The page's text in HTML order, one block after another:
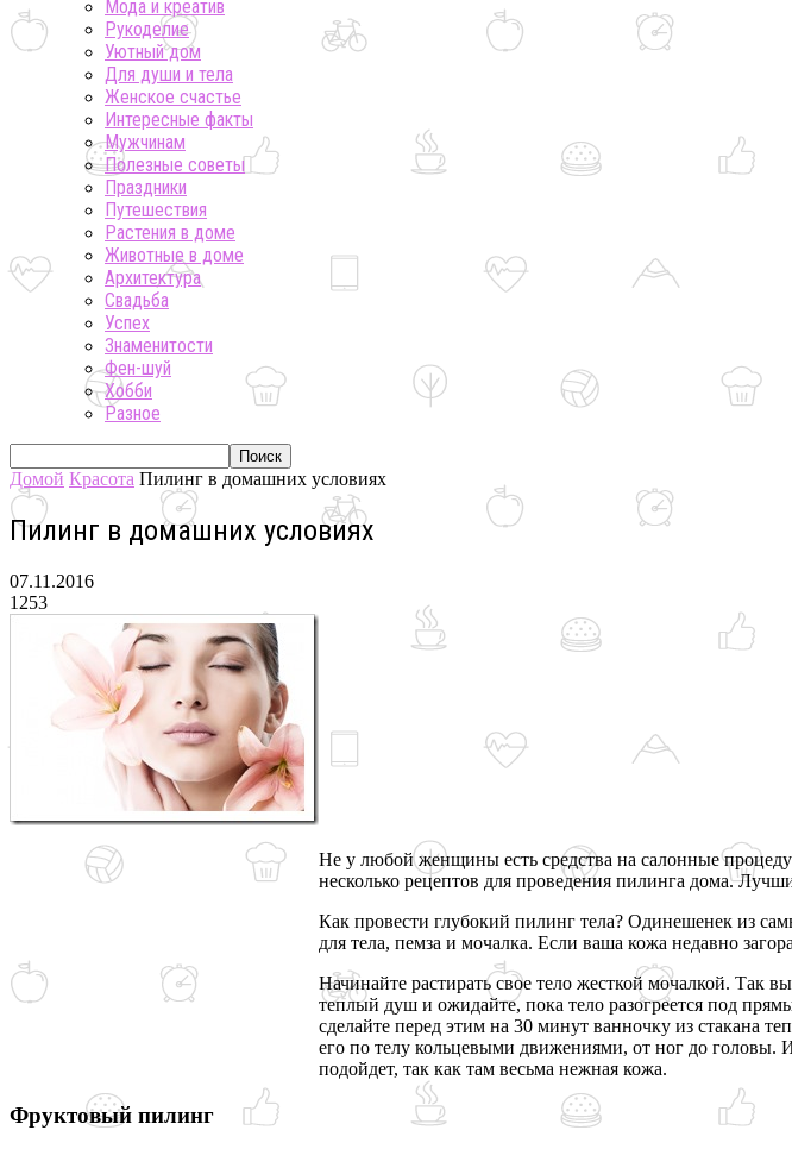
Мода и креатив
Рукоделие
Уютный дом
Для души и тела
Женское счастье
Интересные факты
Мужчинам
Полезные советы
Праздники
Путешествия
Растения в доме
Животные в доме
Архитектура
Свадьба
Успех
Знаменитости
Фен-шуй
Хобби
Разное
Домой Красота Пилинг в домашних условиях
Пилинг в домашних условиях
07.11.2016
1253
Не у любой женщины есть средства на салонные
несколько рецептов для проведения пилинга дома.
Как провести глубокий пилинг тела? Одинешенек из
для тела, пемза и мочалка. Если ваша кожа недавно
Начинайте растирать свое тело жесткой мочалкой. Так
теплый душ и ожидайте, пока тело разогреется под
сделайте перед этим на 30 минут ванночку из стакана
его по телу кольцевыми движениями, от ног до головы.
подойдет, так как там весьма нежная кожа.
Фруктовый пилинг